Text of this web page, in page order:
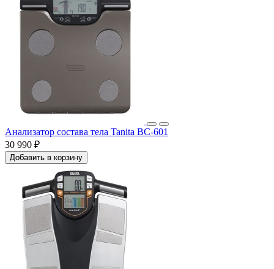
Анализатор состава тела Tanita BC-601
30 990 ₽
Добавить в корзину